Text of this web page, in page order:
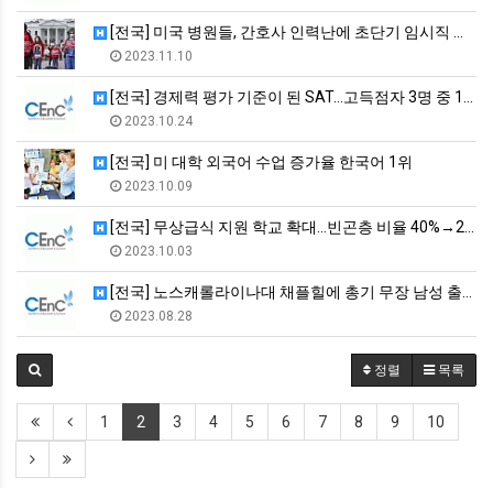
[전국] 미국 병원들, 간호사 인력난에 초단기 임시직 간호사 의…
2023.11.10
[전국] 경제력 평가 기준이 된 SAT…고득점자 3명 중 1명이…
2023.10.24
[전국] 미 대학 외국어 수업 증가율 한국어 1위
2023.10.09
[전국] 무상급식 지원 학교 확대…빈곤층 비율 40%→25% 이…
2023.10.03
[전국] 노스캐롤라이나대 채플힐에 총기 무장 남성 출현, 한때 …
2023.08.28
정렬 목록
1 2 3 4 5 6 7 8 9 10